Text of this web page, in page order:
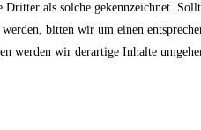
Dritter als solche gekennzeichnet.
bitten wir um einen
werden wir derartige Inhalte